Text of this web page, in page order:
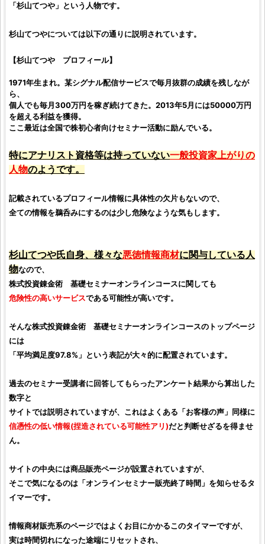
「杉山てつや 」という人物です。
杉山てつやについては以下の通りに説明されています。
【杉山てつや プロフィール】
1971年生まれ。某シグナル配信サービスで毎月抜群の成績を残しなが
ら、
個人でも毎月300万円を稼ぎ続けてきた。2013年5月には50000万円
を超える利益を獲得。
ここ最近は全国で株初心者向けセミナー活動に励んでいる。
特にアナリスト資格等は持っていない一般投資家上がりの
人物のようです。
記載されているプロフィール情報に具体性の欠片もないので、
全ての情報を鵜呑みにするのは少し危険なような気もします。
杉山てつや氏自身、様々な悪徳情報商材に関与している人
物なので、
株式投資錬金術 基礎セミナーオンラインコースに関しても
危険性の高いサービスである可能性が高いです。
そんな株式投資錬金術 基礎セミナーオンラインコースのトップページ
には
「平均満足度97.8%」という表記が大々的に配置されています。
過去のセミナー受講者に回答してもらったアンケート結果から算出した
数字と
サイトでは説明されていますが、これはよくある「お客様の声」同様に
信憑性の低い情報(捏造されている可能性アリ)だと判断せざるを得ませ
ん。
サイトの中央には商品販売ページが設置されていますが、
そこで気になるのは「オンラインセミナー販売終了時間」を知らせるタ
イマーです。
情報商材販売系のページではよくお目にかかるこのタイマーですが、
実は時間切れになった途端にリセットされ、